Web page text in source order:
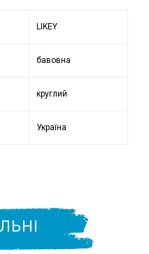
LIKEY
бавовна
круглий
Україна